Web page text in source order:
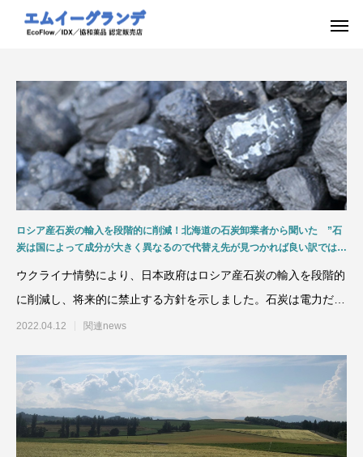
ロシア産石炭の輸入を段階的に削減！北海道の石炭卸業者から聞いた ”石
炭は国によって成分が大きく異なるので代替え先が見つかれば良い訳ではな
ウクライナ情勢により、日本政府はロシア産石炭の輸入を段階的
に削減し、将来的に禁止する方針を示しました。石炭は電力だけ
でなく、鉄鋼、セメント
2022.04.12 関連news